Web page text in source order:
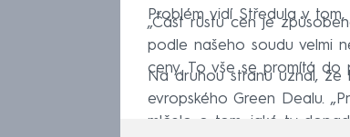
Problém vidí Středula v
„Část růstu cen je
podle našeho soudu velmi
ceny. To vše se promítá do
Na druhou stranu uznal,
evropského Green Dealu.
mlčelo o tom, jaké ty